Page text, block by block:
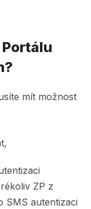
mít možnost
ZP z
SMS autentizaci